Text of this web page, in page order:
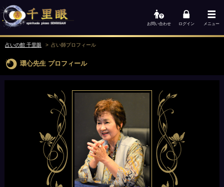
お問い合わせ ログイン メニュー
占いの館 千里眼 占い師プロフィール
環心先生 プロフィール